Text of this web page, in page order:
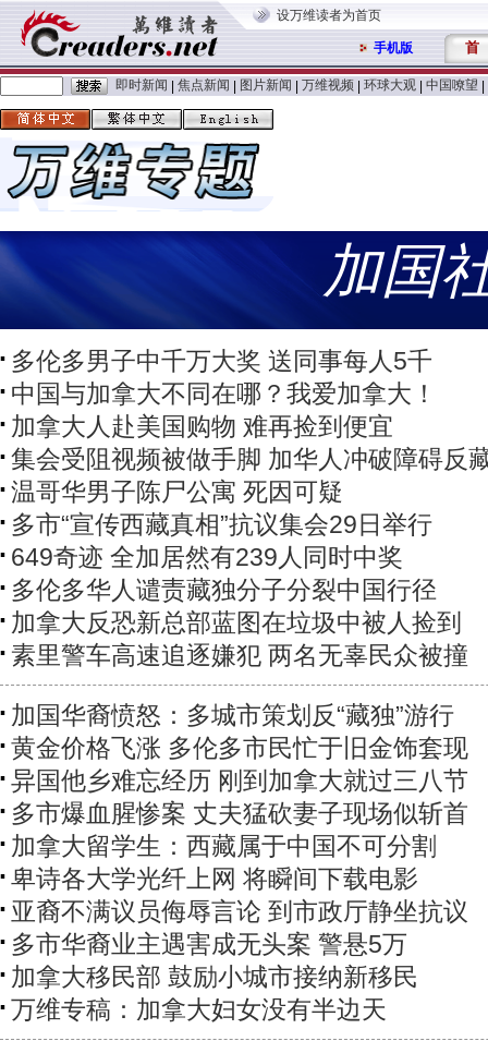
设万维读者为首页
手机版 首
即时新闻 焦点新闻 图片新闻 万维视频 环球大观 中国嘹望
加国
多伦多男子中千万大奖 送同事每人5千
中国与加拿大不同在哪？我爱加拿大！
加拿大人赴美国购物 难再捡到便宜
集会受阻视频被做手脚 加华人冲破障碍反
温哥华男子陈尸公寓 死因可疑
多市“宣传西藏真相”抗议集会29日举行
649奇迹 全加居然有239人同时中奖
多伦多华人谴责藏独分子分裂中国行径
加拿大反恐新总部蓝图在垃圾中被人捡到
素里警车高速追逐嫌犯 两名无辜民众被撞
加国华裔愤怒：多城市策划反“藏独”游行
黄金价格飞涨 多伦多市民忙于旧金饰套现
异国他乡难忘经历 刚到加拿大就过三八节
多市爆血腥惨案 丈夫猛砍妻子现场似斩首
加拿大留学生：西藏属于中国不可分割
卑诗各大学光纤上网 将瞬间下载电影
亚裔不满议员侮辱言论 到市政厅静坐抗议
多市华裔业主遇害成无头案 警悬5万
加拿大移民部 鼓励小城市接纳新移民
万维专稿：加拿大妇女没有半边天